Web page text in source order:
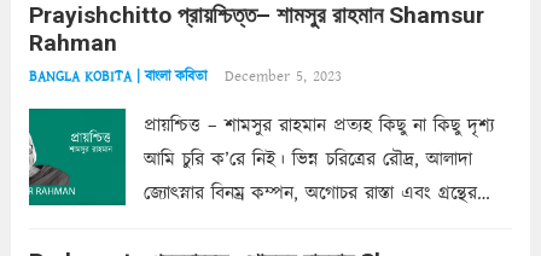
তার সুষমায় পার্থক্য অনেক। তোমাকে সুন্দরী বলা চলে,
Prayishchitto প্রায়শ্চিত্ত– শামসুর রাহমান Shamsur
Rahman
BANGLA KOBITA | বাংলা কবিতা December 5, 2023
প্রায়শ্চিত্ত – শামসুর রাহমান প্রত্যহ কিছু না কিছু দৃশ্য
আমি চুরি ক’রে নিই। ভিন্ন চরিত্রের রৌদ্র, আলাদা
জ্যোৎস্নার বিনম্র কম্পন, অগোচর রাস্তা এবং গ্রন্থের